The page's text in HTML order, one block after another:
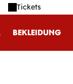
Tickets
BEKLEIDUNG